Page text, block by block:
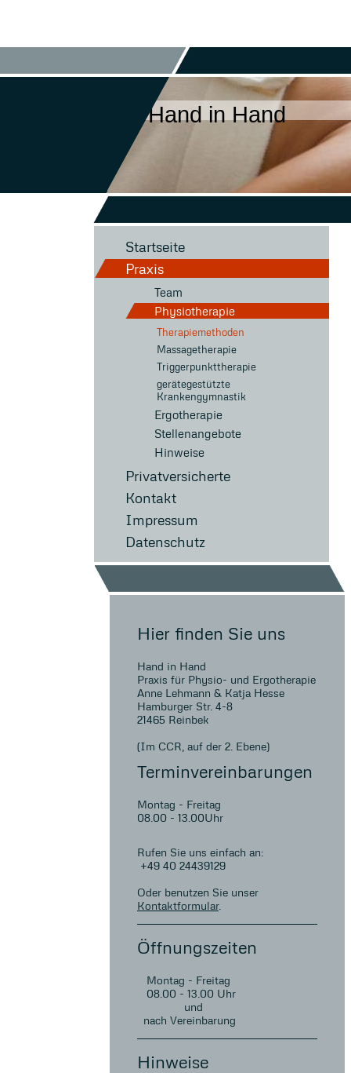
Hand in Hand
Startseite
Praxis
Team
Physiotherapie
Therapiemethoden
Massagetherapie
Triggerpunkttherapie
gerätegestützte
Krankengymnastik
Ergotherapie
Stellenangebote
Hinweise
Privatversicherte
Kontakt
Impressum
Datenschutz
Hier finden Sie uns
Hand in Hand
Praxis für Physio- und Ergotherapie
Anne Lehmann & Katja Hesse
Hamburger Str. 4-8
21465 Reinbek
(Im CCR, auf der 2. Ebene)
Terminvereinbarungen
Montag - Freitag
08.00 - 13.00Uhr
Rufen Sie uns einfach an:
+49 40 24439129
Oder benutzen Sie unser
Kontaktformular.
Öffnungszeiten
Montag - Freitag
08.00 - 13.00 Uhr
und
nach Vereinbarung
Hinweise